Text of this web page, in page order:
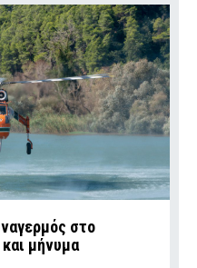
στο
μήνυμα